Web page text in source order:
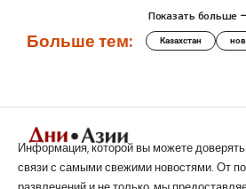
Показать больше
Больше тем: Казахстан
Информация, которой вы можете
связи с самыми свежими новостями. От